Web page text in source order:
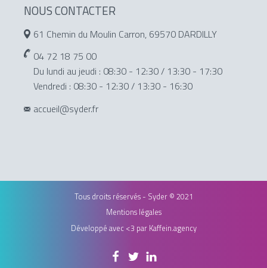
NOUS CONTACTER
61 Chemin du Moulin Carron, 69570 DARDILLY
04 72 18 75 00
Du lundi au jeudi : 08:30 - 12:30 / 13:30 - 17:30
Vendredi : 08:30 - 12:30 / 13:30 - 16:30
accueil@syder.fr
Tous droits réservés - Syder © 2021
Mentions légales
Développé avec <3 par Kaffein.agency